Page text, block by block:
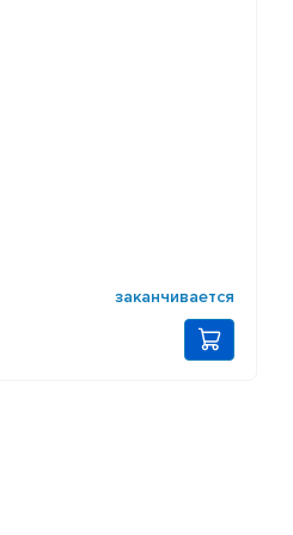
заканчивается